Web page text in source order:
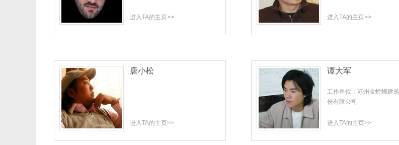
进入TA的主页>> 进入TA的主页>>
唐小松
进入TA的主页>>
谭大军
工作单位：苏州金螳螂建
份有限公司
进入TA的主页>>